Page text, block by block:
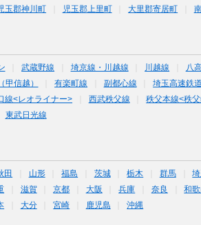
玉郡神川町 児玉郡上里町 大里郡寄居町
武蔵野線 埼京線・川越線 川越線 八
甲信越） 有楽町線 副都心線 埼玉高速鉄道
線<レオライナー> 西武秩父線 秩父本線<秩
東武日光線
田 山形 福島 茨城 栃木 群馬 埼
滋賀 京都 大阪 兵庫 奈良 和
大分 宮崎 鹿児島 沖縄